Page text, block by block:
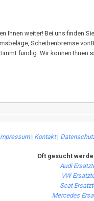
Ihnen weiter! Bei uns finden
Scheibenbremse
fündig. Wir können Ihnen
| Kontakt|
Oft gesucht
Audi
VW
Seat
Mercedes